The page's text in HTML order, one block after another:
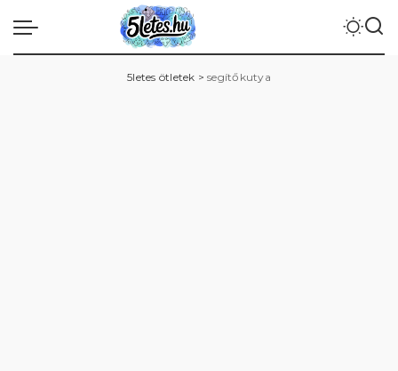
5letes ötletek >segítőkutya